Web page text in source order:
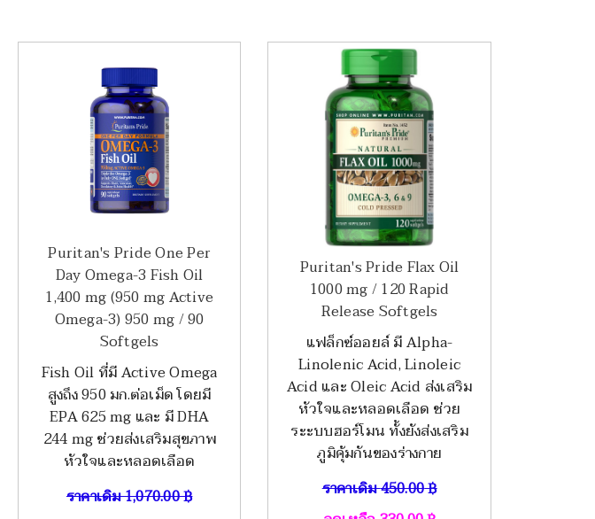
Puritan's Pride One Per
Day Omega-3 Fish Oil
1,400 mg (950 mg Active
Omega-3) 950 mg / 90
Softgels
Fish Oil ที่มี Active Omega
สูงถึง 950 มก.ต่อเม็ด โดยมี
EPA 625 mg และ มี DHA
244 mg ช่วยส่งเสริมสุขภาพ
หัวใจและหลอดเลือด
ราคาเดิม1,070.00฿
Puritan's Pride Flax Oil
1000 mg / 120 Rapid
Release Softgels
แฟล็กซ์ออยล์ มี Alpha-
Linolenic Acid, Linoleic
Acid และ Oleic Acid ส่งเสริม
หัวใจและหลอดเลือด ช่วย
ระะบบฮอร์โมน ทั้งยังส่งเสริม
ภูมิคุ้มกันของร่างกาย
ราคาเดิม450.00฿